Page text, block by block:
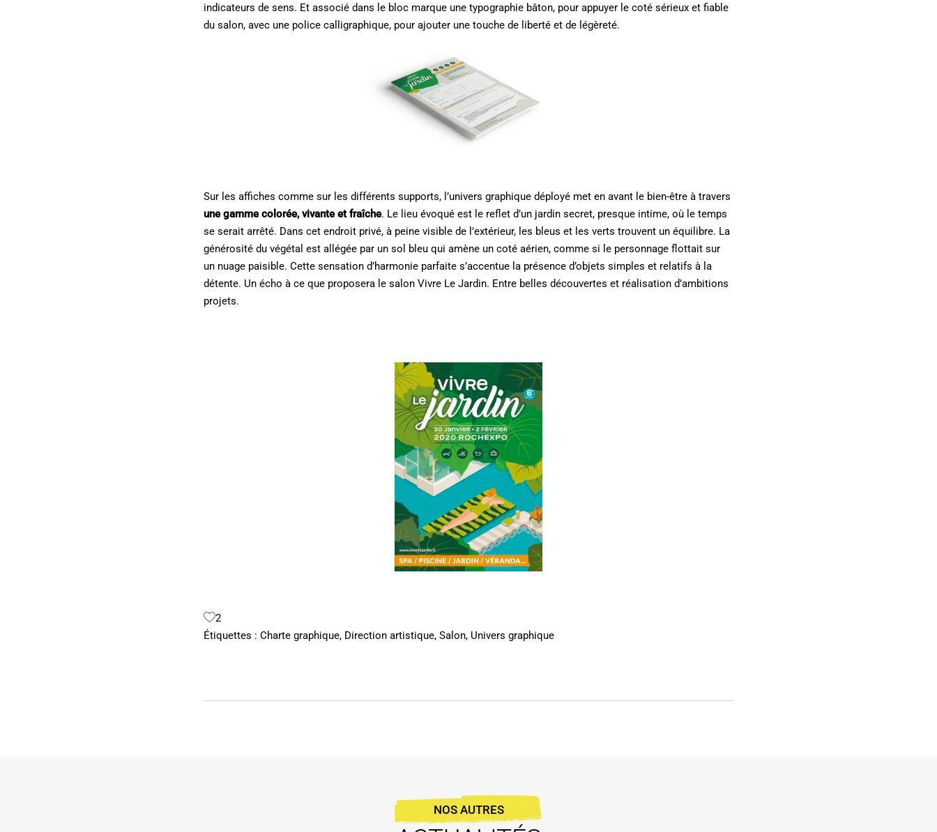
indicateurs de sens. Et associé dans le bloc marque une typographie bâton, pour appuyer le coté sérieux et fiable
du salon, avec une police calligraphique, pour ajouter une touche de liberté et de légèreté.
Sur les affiches comme sur les différents supports, l’univers graphique déployé met en avant le bien-être à travers
une gamme colorée, vivante et fraîche. Le lieu évoqué est le reflet d’un jardin secret, presque intime, où le temps
se serait arrêté. Dans cet endroit privé, à peine visible de l’extérieur, les bleus et les verts trouvent un équilibre. La
générosité du végétal est allégée par un sol bleu qui amène un coté aérien, comme si le personnage flottait sur
un nuage paisible. Cette sensation d’harmonie parfaite s’accentue la présence d’objets simples et relatifs à la
détente. Un écho à ce que proposera le salon Vivre Le Jardin. Entre belles découvertes et réalisation d’ambitions
projets.
2
Étiquettes : Charte graphique, Direction artistique, Salon, Univers graphique
NOS AUTRES